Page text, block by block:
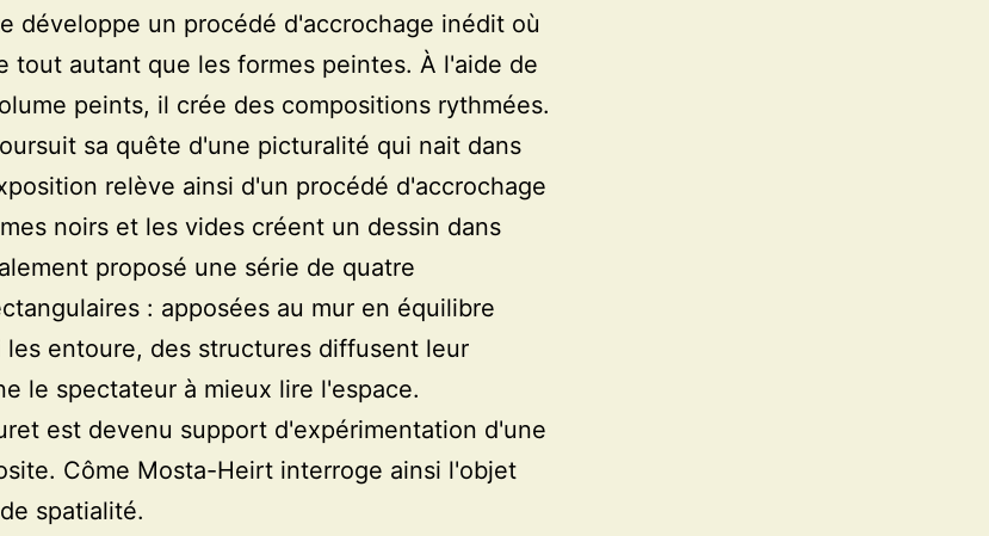
développe un procédé d'accrochage inédit où
tout autant que les formes peintes. À l'aide de
peints, il crée des compositions rythmées.
sa quête d'une picturalité qui nait dans
relève ainsi d'un procédé d'accrochage
noirs et les vides créent un dessin dans
proposé une série de quatre
: apposées au mur en équilibre
les entoure, des structures diffusent leur
le spectateur à mieux lire l'espace.
est devenu support d'expérimentation d'une
Côme Mosta-Heirt interroge ainsi l'objet
spatialité.